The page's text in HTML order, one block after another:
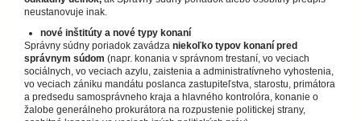
neustanovuje inak.
nové inštitúty a nové typy konaní
Správny súdny poriadok zavádza niekoľko typov konaní pred
správnym súdom (napr. konania v správnom trestaní, vo veciach
sociálnych, vo veciach azylu, zaistenia a administratívneho vyhostenia,
vo veciach zániku mandátu poslanca zastupiteľstva, starostu, primátora
a predsedu samosprávneho kraja a hlavného kontrolóra, konanie o
žalobe generálneho prokurátora na rozpustenie politickej strany,